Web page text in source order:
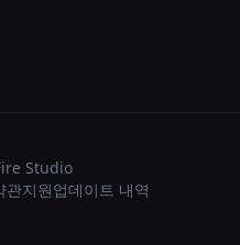
Studio
관지원업데이트 내역